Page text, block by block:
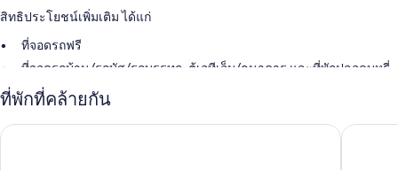
สิทธิประโยชน์เพิ่มเติม ได้แก่
ที่จอดรถฟรี
ที่จอดรถบ้าน/รถบัส/รถบรรทุก, ตู้เอทีเอ็ม/ธนาคาร และที่พักปลอดบุหรี่
ตู้ขายของอัตโนมัติ และฝ่ายต้อนรับ 24 ชั่วโมง
สิ่งอำนวยความสะดวกในห้องพัก
ที่พักที่คล้ายกัน
ซุปเปอร์ 8 บายวินด์แฮม ซอกอร์โร อีโคโน